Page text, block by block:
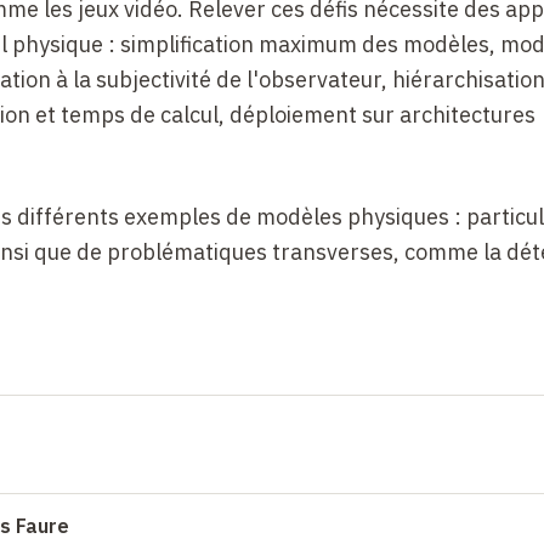
les jeux vidéo. Relever ces défis nécessite des
: simplification maximum des modèles,
à la subjectivité de l'observateur,
et temps de calcul, déploiement sur architectures
différents exemples de modèles physiques :
que de problématiques transverses, comme la
Faure